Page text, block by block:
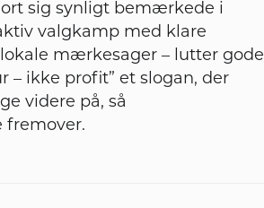
sig synligt bemærkede i
valgkamp med klare
mærkesager – lutter gode
– ikke profit” et slogan, der
videre på, så
fremover.